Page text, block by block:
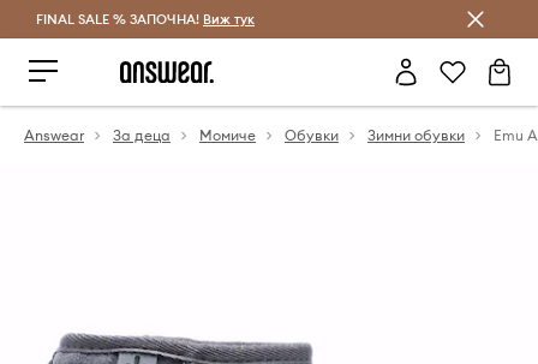
Спестявай с Answear Club
FINAL SALE % ЗАПОЧНА! Виж тук
Answear За деца Момиче Обувки Зимни обувки